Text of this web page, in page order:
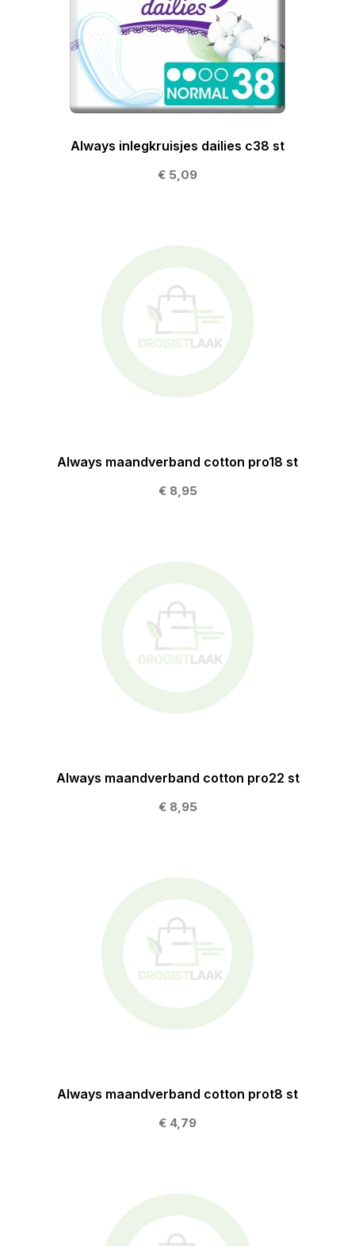
Always inlegkruisjes dailies c38 st
€ 5,09
Always maandverband cotton pro18 st
€ 8,95
Always maandverband cotton pro22 st
€ 8,95
Always maandverband cotton prot8 st
€ 4,79